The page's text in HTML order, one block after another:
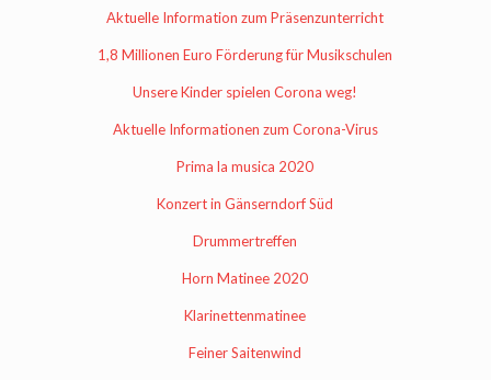
Aktuelle Information zum Präsenzunterricht
1,8 Millionen Euro Förderung für Musikschulen
Unsere Kinder spielen Corona weg!
Aktuelle Informationen zum Corona-Virus
Prima la musica 2020
Konzert in Gänserndorf Süd
Drummertreffen
Horn Matinee 2020
Klarinettenmatinee
Feiner Saitenwind